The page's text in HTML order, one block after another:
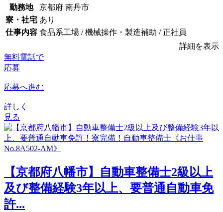
勤務地
京都府 南丹市
寮・社宅 あり
仕事内容 食品系工場 / 機械操作・製造補助 / 正社員
詳細を表示
無料電話で
応募
応募へ進む
詳しく
見る
【京都府八幡市】自動車整備士2級以上
及び整備経験3年以上、要普通自動車免
許...